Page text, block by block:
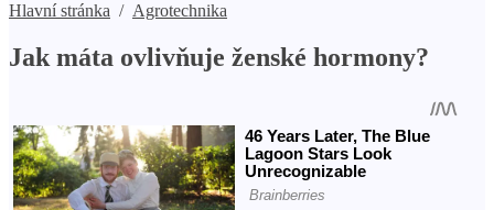
Hlavní stránka / Agrotechnika
Jak máta ovlivňuje ženské hormony?